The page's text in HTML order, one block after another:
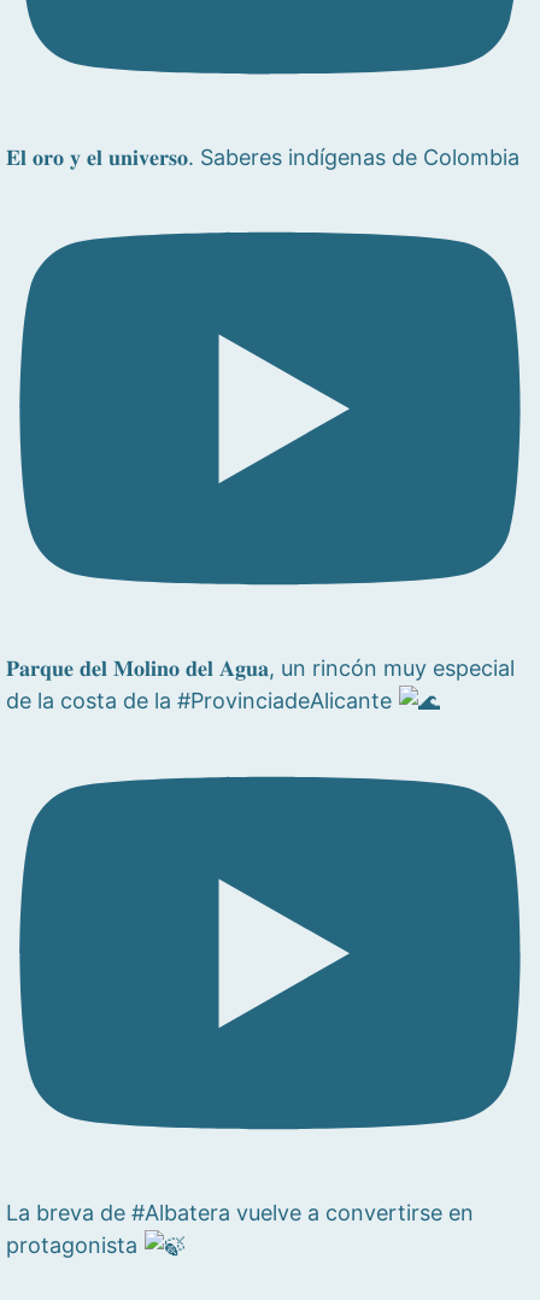
𝐄𝐥 𝐨𝐫𝐨 𝐲 𝐞𝐥 𝐮𝐧𝐢𝐯𝐞𝐫𝐬𝐨. Saberes indígenas de Colombia
𝐏𝐚𝐫𝐪𝐮𝐞 𝐝𝐞𝐥 𝐌𝐨𝐥𝐢𝐧𝐨 𝐝𝐞𝐥 𝐀𝐠𝐮𝐚, un rincón muy especial
de la costa de la #ProvinciadeAlicante
La breva de #Albatera vuelve a convertirse en
protagonista